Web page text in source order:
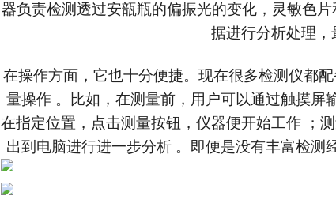
器负责检测透过安瓿瓶的偏振光的变化，灵敏色
据进行分析处理，
在操作方面，它也十分便捷。现在很多检测仪都
量操作 。比如，在测量前，用户可以通过触摸
在指定位置，点击测量按钮，仪器便开始工作 ；
出到电脑进行进一步分析 。即便是没有丰富检测